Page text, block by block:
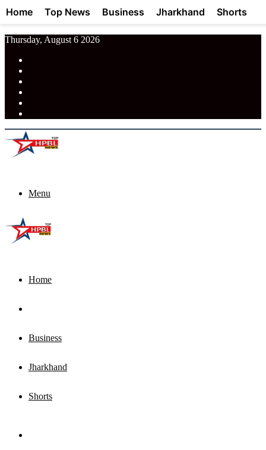
Thursday, August 6 2026
Menu
Home
Business
Jharkhand
Shorts
Home Top News Business Jharkhand Shorts